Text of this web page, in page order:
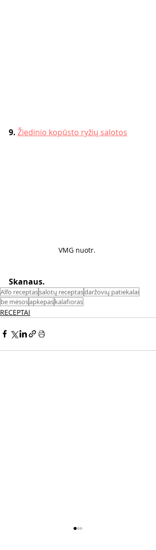
9. Žiedinio kopūsto ryžių salotos
VMG nuotr.
Skanaus.
Alfo receptassalotų receptasdaržovių patiekalai
be mėsosapkepaskalafioras
RECEPTAI